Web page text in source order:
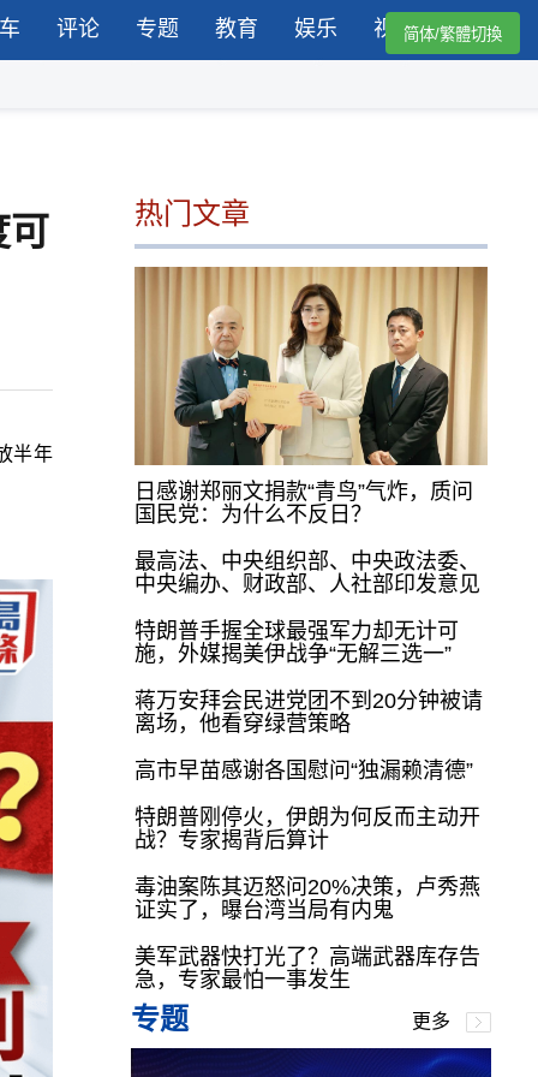
评论 专题 教育 娱乐 视频简体/繁體切換
可
半年
热门文章
日感谢郑丽文捐款“青鸟”气炸，质问
国民党：为什么不反日？
最高法、中央组织部、中央政法委、
中央编办、财政部、人社部印发意见
特朗普手握全球最强军力却无计可
施，外媒揭美伊战争“无解三选一”
蒋万安拜会民进党团不到20分钟被请
离场，他看穿绿营策略
高市早苗感谢各国慰问“独漏赖清德”
特朗普刚停火，伊朗为何反而主动开
战？专家揭背后算计
毒油案陈其迈怒问20%决策，卢秀燕
证实了，曝台湾当局有内鬼
美军武器快打光了？高端武器库存告
急，专家最怕一事发生
专题 更多